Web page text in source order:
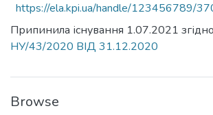
https://ela.kpi.ua/handle/123456789/
Припинила існування 1.07.2021 згідно
НУ/43/2020 ВІД 31.12.2020
Browse